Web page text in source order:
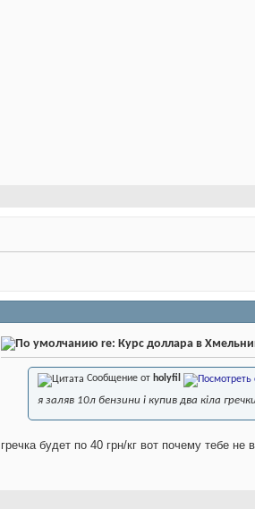
re: Курс доллара в
Сообщение от holyfil
я заляв 10л бензини і купив два кіла
гречка будет по 40 грн/кг вот почему тебе